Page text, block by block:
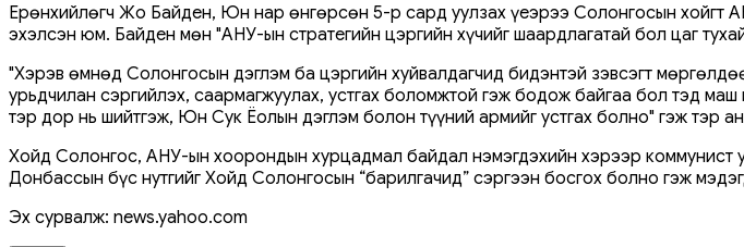
Ерөнхийлөгч Жо Байден, Юн нар өнгөрсөн 5-р сард уулзах үеэрээ Солонгосын хойгт
эхэлсэн юм. Байден мөн "АНУ-ын стратегийн цэргийн хүчийг шаардлагатай бол цаг
"Хэрэв өмнөд Солонгосын дэглэм ба цэргийн хуйвалдагчид бидэнтэй зэвсэгт
урьдчилан сэргийлэх, саармагжуулах, устгах боломжтой гэж бодож байгаа бол тэд
тэр дор нь шийтгэж, Юн Сук Ёолын дэглэм болон түүний армийг устгах болно" гэж тэр
Хойд Солонгос, АНУ-ын хоорондын хурцадмал байдал нэмэгдэхийн хэрээр
Донбассын бүс нутгийг Хойд Солонгосын “барилгачид” сэргээн босгох болно гэж
Эх сурвалж: news.yahoo.com